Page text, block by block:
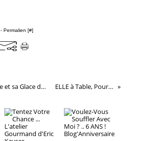
- Permalien [#]
Nage au Lait d'Amande-Jus de Pomme et sa Glace de Pomme Compotée ...(concours Ariane Les Naturianes®) ELLE à Table, Pour Une Cuisine Ultra Chic...